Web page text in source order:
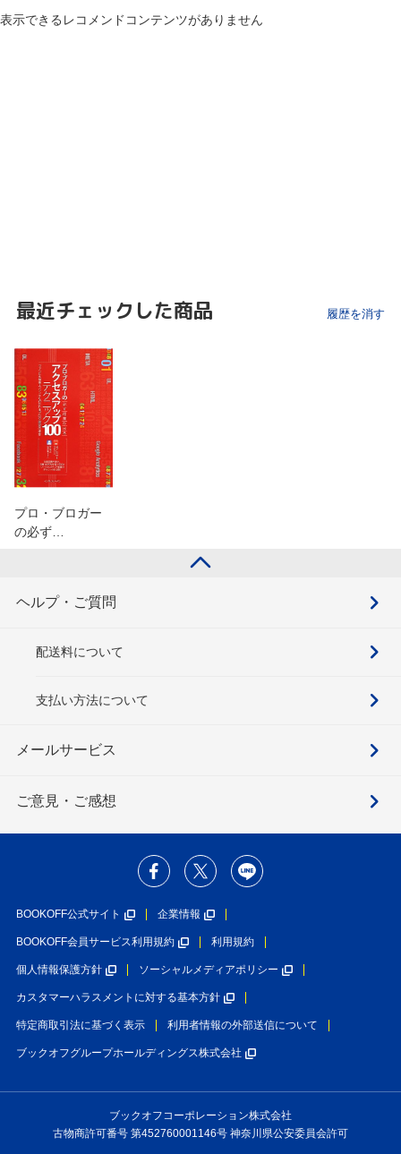
表示できるレコメンドコンテンツがありません
最近チェックした商品 履歴を消す
プロ・ブロガー
の必ず…
ヘルプ・ご質問
配送料について
支払い方法について
メールサービス
ご意見・ご感想
BOOKOFF公式サイト 企業情報
BOOKOFF会員サービス利用規約 利用規約
個人情報保護方針 ソーシャルメディアポリシー
カスタマーハラスメントに対する基本方針
特定商取引法に基づく表示 利用者情報の外部送信について
ブックオフグループホールディングス株式会社
ブックオフコーポレーション株式会社
古物商許可番号 第452760001146号 神奈川県公安委員会許可